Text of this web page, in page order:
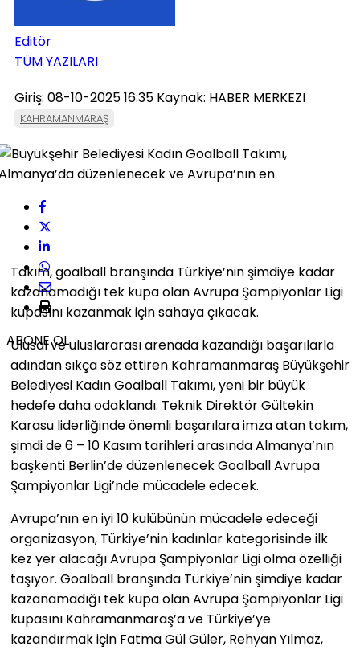
Editör
TÜM YAZILARI
Giriş: 08-10-2025 16:35 Kaynak: HABER MERKEZI
KAHRAMANMARAŞ
ABONE OL
Takım, goalball branşında Türkiye’nin şimdiye kadar
kazanamadığı tek kupa olan Avrupa Şampiyonlar Ligi
kupasını kazanmak için sahaya çıkacak.
Ulusal ve uluslararası arenada kazandığı başarılarla
adından sıkça söz ettiren Kahramanmaraş Büyükşehir
Belediyesi Kadın Goalball Takımı, yeni bir büyük
hedefe daha odaklandı. Teknik Direktör Gültekin
Karasu liderliğinde önemli başarılara imza atan takım,
şimdi de 6 – 10 Kasım tarihleri arasında Almanya’nın
başkenti Berlin’de düzenlenecek Goalball Avrupa
Şampiyonlar Ligi’nde mücadele edecek.
Avrupa’nın en iyi 10 kulübünün mücadele edeceği
organizasyon, Türkiye’nin kadınlar kategorisinde ilk
kez yer alacağı Avrupa Şampiyonlar Ligi olma özelliği
taşıyor. Goalball branşında Türkiye’nin şimdiye kadar
kazanamadığı tek kupa olan Avrupa Şampiyonlar Ligi
kupasını Kahramanmaraş’a ve Türkiye’ye
kazandırmak için Fatma Gül Güler, Rehyan Yılmaz,